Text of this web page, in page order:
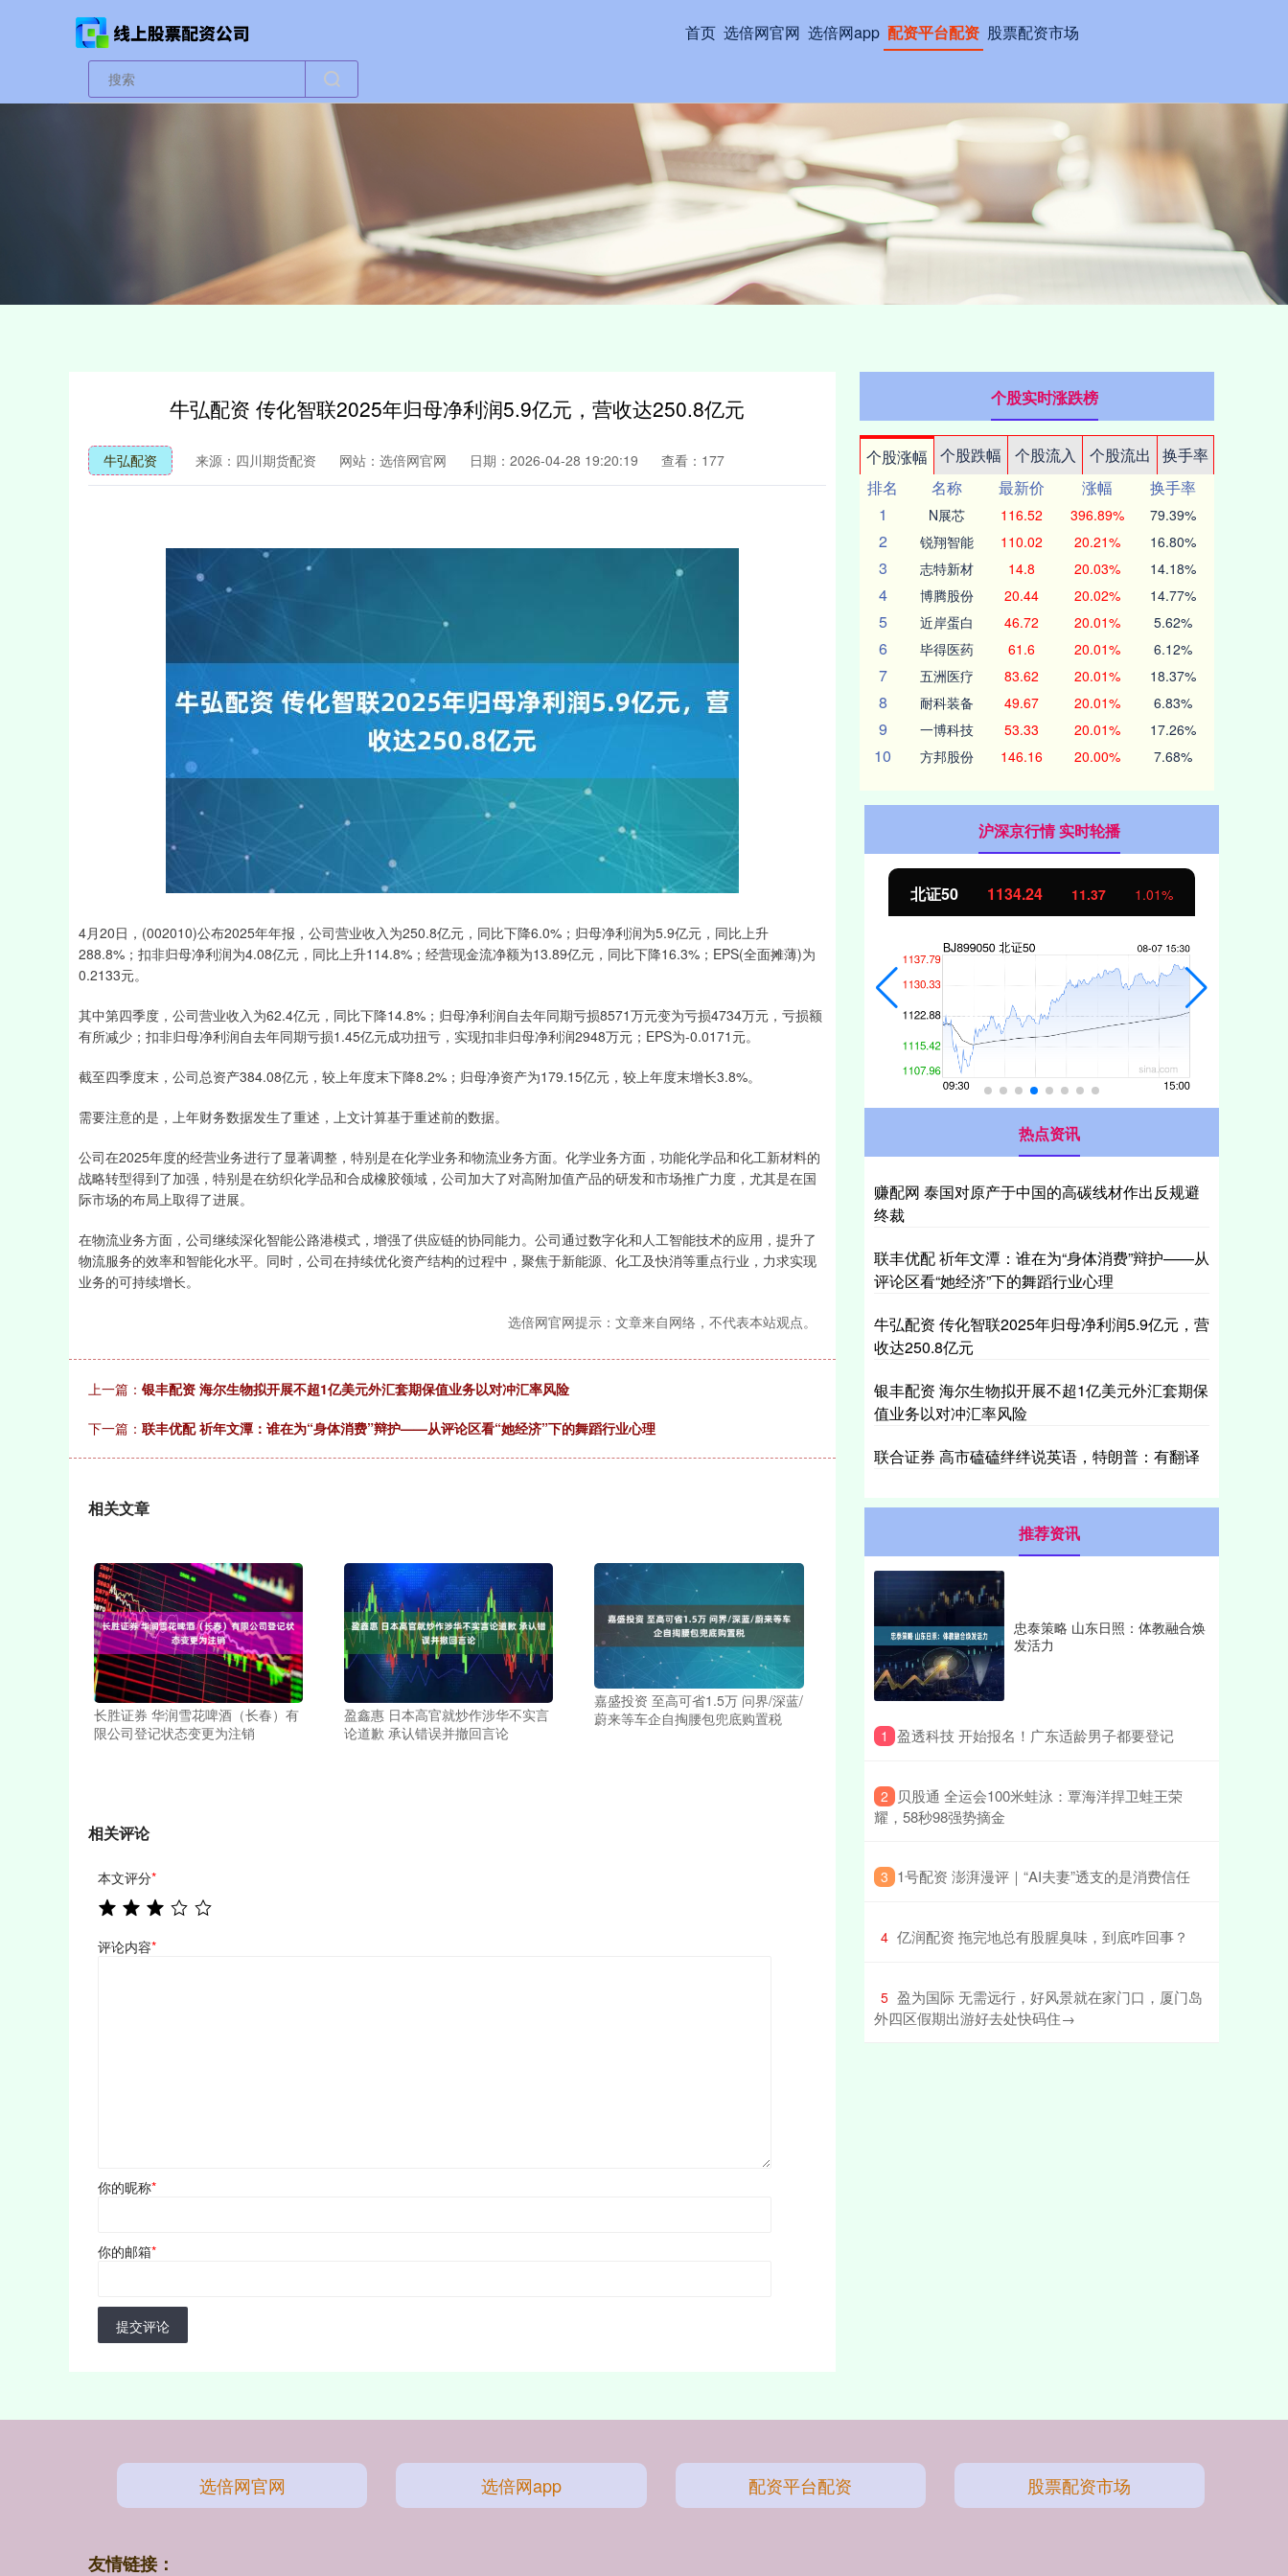
首页 选倍网官网 选倍网app 配资平台配资 股票配资市场
牛弘配资 传化智联2025年归母净利润5.9亿元，营收达250.8亿元
牛弘配资 来源：四川期货配资 网站：选倍网官网 日期：2026-04-28 19:20:19 查看：177
4月20日，(002010)公布2025年年报，公司营业收入为250.8亿元，同比下降6.0%；归母净利润为5.9亿元，同比上升
288.8%；扣非归母净利润为4.08亿元，同比上升114.8%；经营现金流净额为13.89亿元，同比下降16.3%；EPS(全面摊薄)为
0.2133元。
其中第四季度，公司营业收入为62.4亿元，同比下降14.8%；归母净利润自去年同期亏损8571万元变为亏损4734万元，亏损额
有所减少；扣非归母净利润自去年同期亏损1.45亿元成功扭亏，实现扣非归母净利润2948万元；EPS为-0.0171元。
截至四季度末，公司总资产384.08亿元，较上年度末下降8.2%；归母净资产为179.15亿元，较上年度末增长3.8%。
需要注意的是，上年财务数据发生了重述，上文计算基于重述前的数据。
公司在2025年度的经营业务进行了显著调整，特别是在化学业务和物流业务方面。化学业务方面，功能化学品和化工新材料的
战略转型得到了加强，特别是在纺织化学品和合成橡胶领域，公司加大了对高附加值产品的研发和市场推广力度，尤其是在国
际市场的布局上取得了进展。
在物流业务方面，公司继续深化智能公路港模式，增强了供应链的协同能力。公司通过数字化和人工智能技术的应用，提升了
物流服务的效率和智能化水平。同时，公司在持续优化资产结构的过程中，聚焦于新能源、化工及快消等重点行业，力求实现
业务的可持续增长。
选倍网官网提示：文章来自网络，不代表本站观点。
上一篇： 银丰配资 海尔生物拟开展不超1亿美元外汇套期保值业务以对冲汇率风险
下一篇： 联丰优配 祈年文潭：谁在为“身体消费”辩护——从评论区看“她经济”下的舞蹈行业心理
相关文章
长胜证券 华润雪花啤酒（长春）有
限公司登记状态变更为注销
盈鑫惠 日本高官就炒作涉华不实言
论道歉 承认错误并撤回言论
嘉盛投资 至高可省1.5万 问界/深蓝/
蔚来等车企自掏腰包兜底购置税
相关评论
本文评分*
评论内容*
你的昵称*
你的邮箱*
提交评论
个股实时涨跌榜
个股涨幅 个股跌幅 个股流入 个股流出
换手率
排名
名称 最新价 涨幅
换手率
1
N展芯 116.52 396.89% 79.39%
2 锐翔智能 110.02 20.21% 16.80%
3 志特新材 14.8 20.03% 14.18%
4 博腾股份 20.44 20.02% 14.77%
5 近岸蛋白 46.72 20.01% 5.62%
6 毕得医药 61.6 20.01% 6.12%
7 五洲医疗 83.62 20.01% 18.37%
8 耐科装备 49.67 20.01% 6.83%
9 一博科技 53.33 20.01% 17.26%
10 方邦股份 146.16 20.00% 7.68%
沪深京行情 实时轮播
深证成指 14311.01 200.89 1.42% 沪深300 4694.44 43.13 北证50 1134.24 11.37 1.01%
热点资讯
赚配网 泰国对原产于中国的高碳线材作出反规避
终裁
联丰优配 祈年文潭：谁在为“身体消费”辩护——从
评论区看“她经济”下的舞蹈行业心理
牛弘配资 传化智联2025年归母净利润5.9亿元，营
收达250.8亿元
银丰配资 海尔生物拟开展不超1亿美元外汇套期保
值业务以对冲汇率风险
联合证券 高市磕磕绊绊说英语，特朗普：有翻译
推荐资讯
忠泰策略 山东日照：体教融合焕
发活力
1 ​盈透科技 开始报名！广东适龄男子都要登记
2 ​贝股通 全运会100米蛙泳：覃海洋捍卫蛙王荣
耀，58秒98强势摘金
3 ​1号配资 澎湃漫评｜“AI夫妻”透支的是消费信任
4 ​亿润配资 拖完地总有股腥臭味，到底咋回事？
5 ​盈为国际 无需远行，好风景就在家门口，厦门岛
外四区假期出游好去处快码住→
选倍网官网 选倍网app 配资平台配资 股票配资市场
友情链接：